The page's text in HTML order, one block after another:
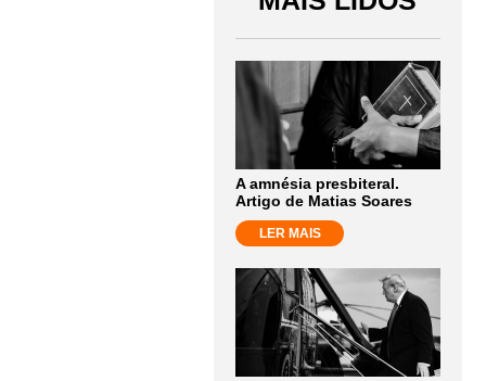
A amnésia presbiteral.
Artigo de Matias Soares
LER MAIS